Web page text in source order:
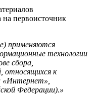
на первоисточник
применяются
технологии
сбора,
относящихся к
«Интернет»,
Федерации).»